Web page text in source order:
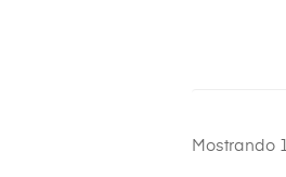
Mostrando